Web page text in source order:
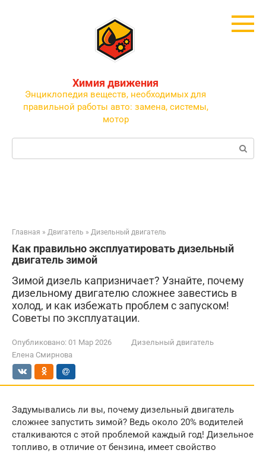
Химия движения
Энциклопедия веществ, необходимых для
правильной работы авто: замена, системы,
мотор
Поиск:
Главная » Двигатель » Дизельный двигатель
Как правильно эксплуатировать дизельный
двигатель зимой
Зимой дизель капризничает? Узнайте, почему
дизельному двигателю сложнее завестись в
холод, и как избежать проблем с запуском!
Советы по эксплуатации.
Опубликовано: 01 Мар 2026
Дизельный двигатель
Елена Смирнова
Задумывались ли вы, почему дизельный двигатель
сложнее запустить зимой? Ведь около 20% водителей
сталкиваются с этой проблемой каждый год! Дизельное
топливо, в отличие от бензина, имеет свойство